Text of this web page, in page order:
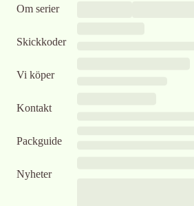
Om serier
Skickkoder
Vi köper
Kontakt
Packguide
Nyheter